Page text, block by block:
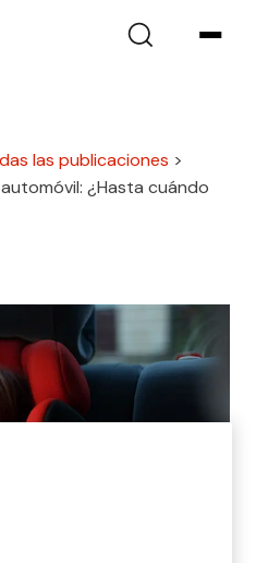
las publicaciones >
¿Hasta cuándo